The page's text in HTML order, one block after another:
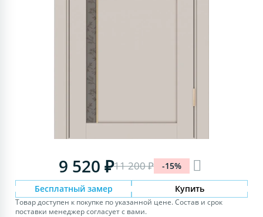
9 520 ₽11 200 ₽ -15%
Бесплатный замер Купить
Товар доступен к покупке по указанной цене. Состав и срок
поставки менеджер согласует с вами.